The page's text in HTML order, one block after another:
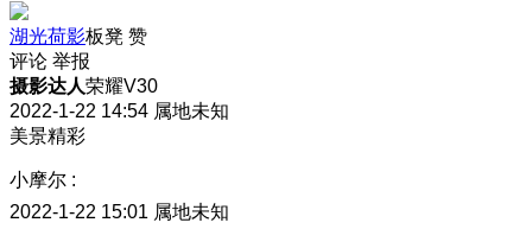
湖光荷影板凳 赞
评论 举报
摄影达人荣耀V30
2022-1-22 14:54 属地未知
美景精彩
小摩尔 :
2022-1-22 15:01 属地未知